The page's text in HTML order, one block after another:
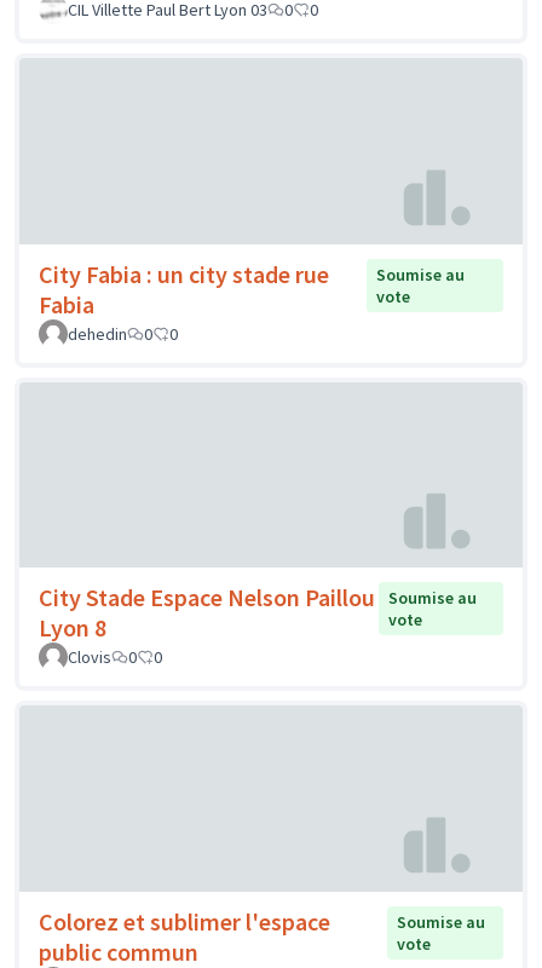
CIL Villette Paul Bert Lyon 03 0 0
City Fabia : un city stade rue
Fabia
Soumise au
vote
dehedin
0 0
City Stade Espace Nelson Paillou
Lyon 8
Soumise au
vote
Clovis
0 0
Colorez et sublimer l'espace
public commun
Soumise au
vote